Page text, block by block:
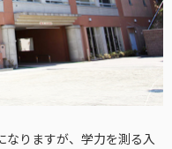
なりますが、学力を測る入